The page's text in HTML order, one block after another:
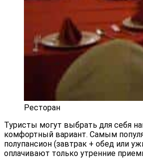
Ресторан
Туристы могут выбрать для себя
комфортный вариант. Самым
полупансион (завтрак + обед или
оплачивают только утренние